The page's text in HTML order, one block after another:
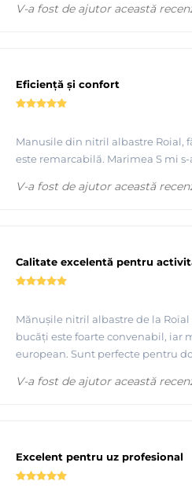
V-a fost de ajutor această
Eficiență și confort
Manusile din nitril albastre Roial,
este remarcabilă. Marimea S mi
V-a fost de ajutor această
Calitate excelentă pentru
Mănușile nitril albastre de la
bucăți este foarte convenabil, iar
european. Sunt perfecte pentru
V-a fost de ajutor această
Excelent pentru uz profesional